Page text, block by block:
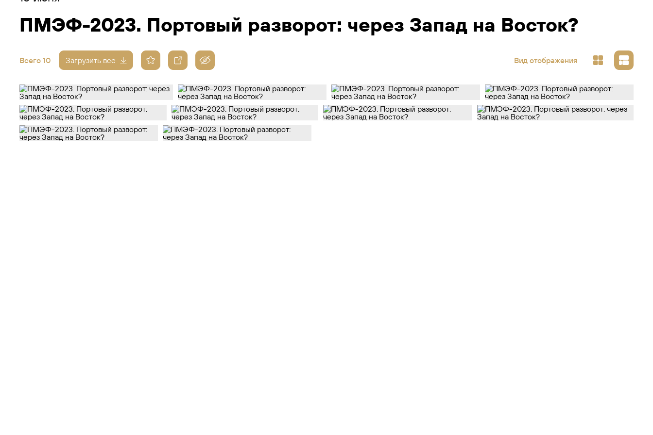
ПМЭФ-2023. Портовый разворот: через Запад на Восток?
Всего 10 Загрузить все Вид отображения